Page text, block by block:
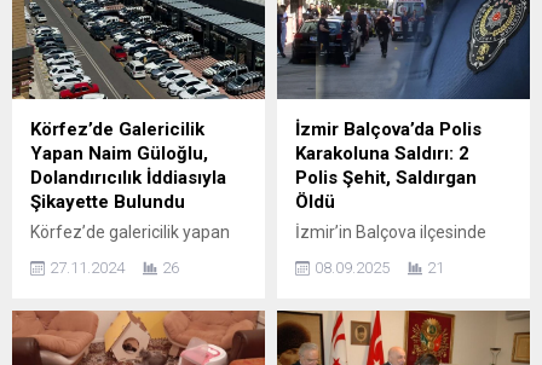
Körfez’de Galericilik
Yapan Naim Güloğlu,
Dolandırıcılık İddiasıyla
Şikayette Bulundu
Körfez’de galericilik yapan
Aykut C.’nin senet
için dolandırıcılık iddiasıyla
şikayetçi oldu. Körfez ‘de
27.11.2024 26
İzmir Balçova’da Polis
Karakoluna Saldırı: 2
Polis Şehit, Saldırgan
Öldü
İzmir’in Balçova ilçesinde
Merkezi’ne düzenlenen
bir yasa boğdu. Pompalı
tüfekle karakolu hedef alan
08.09.2025 21